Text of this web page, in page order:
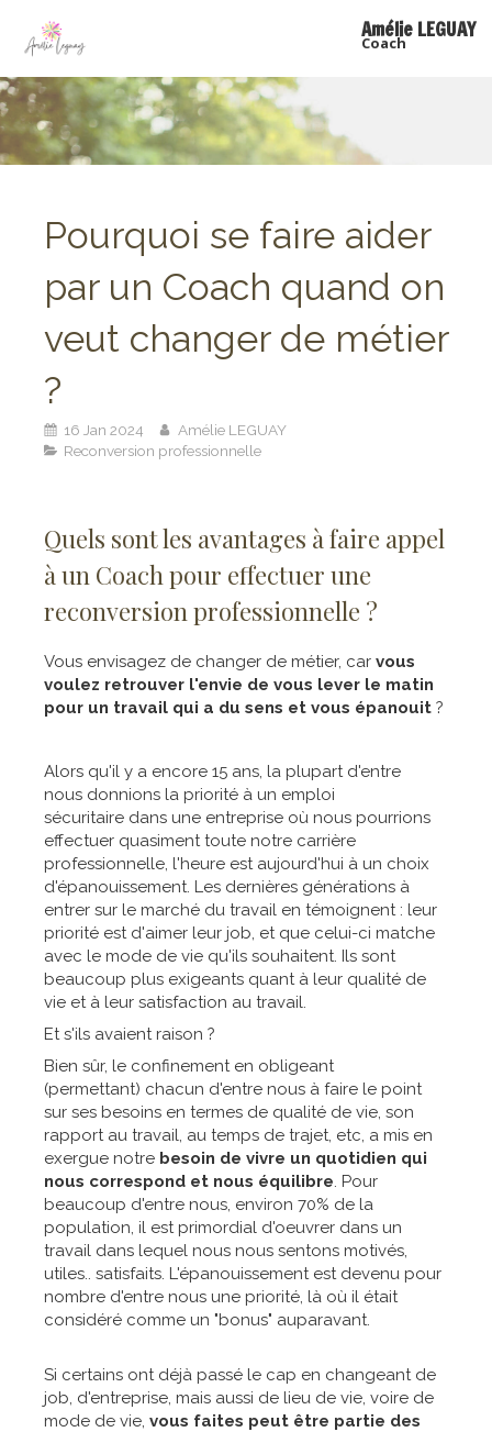
Amélie LEGUAY
Coach
Pourquoi se faire aider
par un Coach quand on
veut changer de métier
?
16 Jan 2024
Amélie LEGUAY
Reconversion professionnelle
Quels sont les avantages à faire appel
à un Coach pour effectuer une
reconversion professionnelle ?
Vous envisagez de changer de métier, car vous
voulez retrouver l'envie de vous lever le matin
pour un travail qui a du sens et vous épanouit ?
Alors qu'il y a encore 15 ans, la plupart d'entre
nous donnions la priorité à un emploi
sécuritaire dans une entreprise où nous pourrions
effectuer quasiment toute notre carrière
professionnelle, l'heure est aujourd'hui à un choix
d'épanouissement. Les dernières générations à
entrer sur le marché du travail en témoignent : leur
priorité est d'aimer leur job, et que celui-ci matche
avec le mode de vie qu'ils souhaitent. Ils sont
beaucoup plus exigeants quant à leur qualité de
vie et à leur satisfaction au travail.
Et s'ils avaient raison ?
Bien sûr, le confinement en obligeant
(permettant) chacun d'entre nous à faire le point
sur ses besoins en termes de qualité de vie, son
rapport au travail, au temps de trajet, etc, a mis en
exergue notre besoin de vivre un quotidien qui
nous correspond et nous équilibre. Pour
beaucoup d'entre nous, environ 70% de la
population, il est primordial d'oeuvrer dans un
travail dans lequel nous nous sentons motivés,
utiles.. satisfaits. L'épanouissement est devenu pour
nombre d'entre nous une priorité, là où il était
considéré comme un "bonus" auparavant.
Si certains ont déjà passé le cap en changeant de
job, d'entreprise, mais aussi de lieu de vie, voire de
mode de vie, vous faites peut être partie des